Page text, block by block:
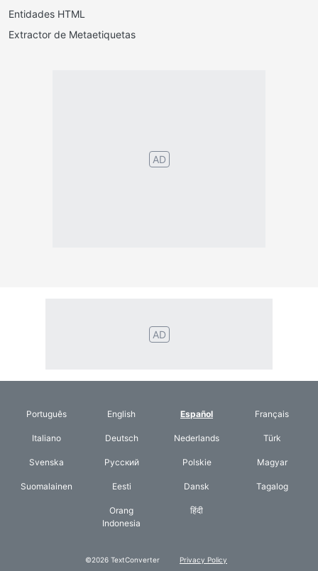
Entidades HTML
Extractor de Metaetiquetas
AD
AD
Português English Español Français
Italiano Deutsch Nederlands Türk
Svenska Русский Polskie Magyar
Suomalainen Eesti Dansk Tagalog
Orang
Indonesia
हिंदी
©2026 TextConverter Privacy Policy